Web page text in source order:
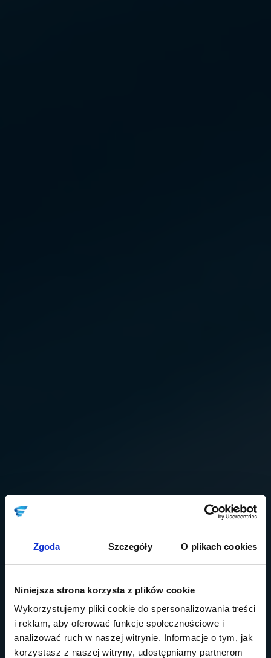
Zgoda Szczegóły O plikach cookies
Niniejsza strona korzysta z plików cookie
Wykorzystujemy pliki cookie do spersonalizowania treści
i reklam, aby oferować funkcje społecznościowe i
analizować ruch w naszej witrynie. Informacje o tym, jak
korzystasz z naszej witryny, udostępniamy partnerom